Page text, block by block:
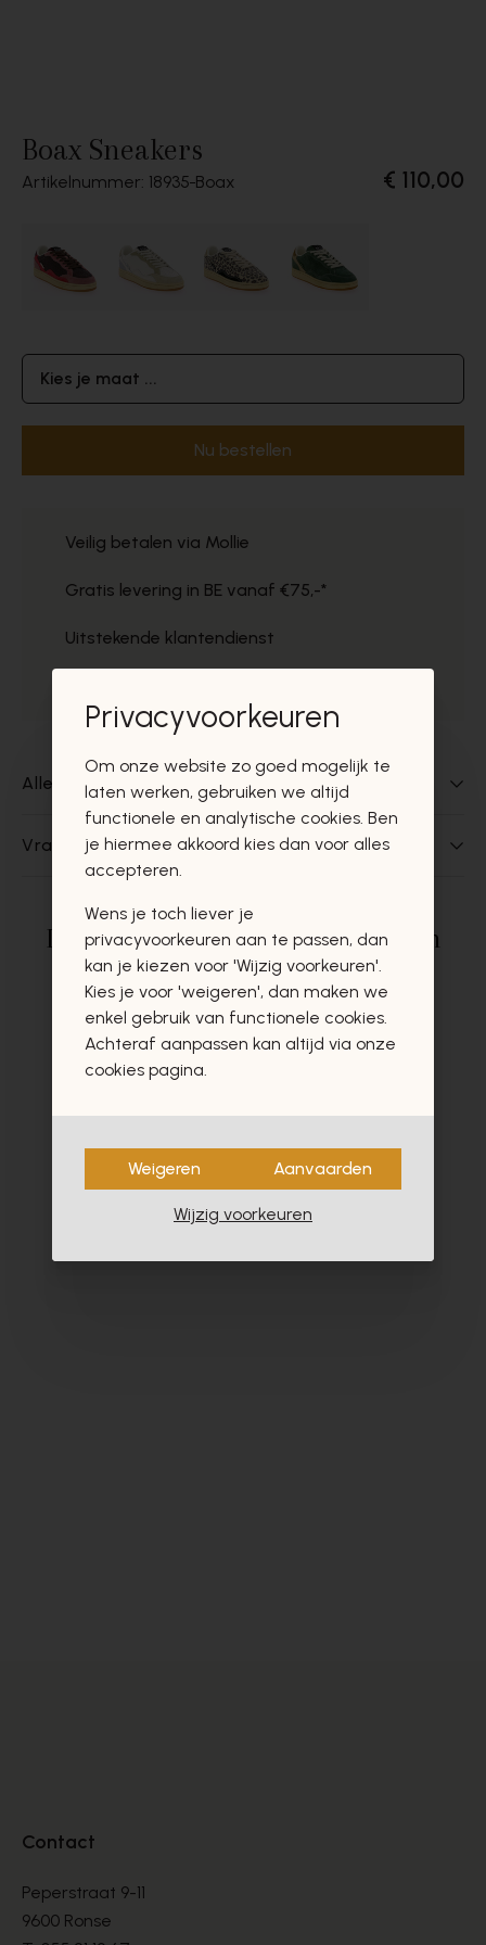
Boax Sneakers
Artikelnummer: 18935 Boax € 110,00
Kies je maat ...
Nu bestellen
Veilig betalen via Mollie
Gratis levering in BE vanaf €75,-*
Uitstekende klantendienst
Alles over dit product
Vragen over dit product?
Deze producten zullen u zeker en
vast ook interesseren
- 40%
Contact
Peperstraat 9-11
9600 Ronse
Privacyvoorkeuren
Om onze website zo goed mogelijk te
laten werken, gebruiken we altijd
functionele en analytische cookies. Ben
je hiermee akkoord kies dan voor alles
accepteren.
Wens je toch liever je
privacyvoorkeuren aan te passen, dan
kan je kiezen voor 'Wijzig voorkeuren'.
Kies je voor 'weigeren', dan maken we
enkel gebruik van functionele cookies.
Achteraf aanpassen kan altijd via onze
cookies pagina.
Weigeren Aanvaarden
Wijzig voorkeuren